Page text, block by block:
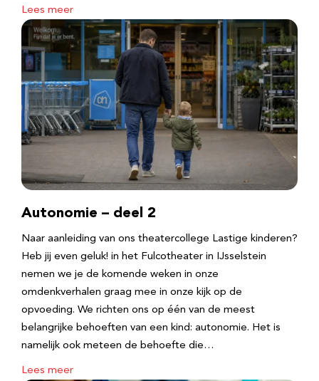
Lees meer
Autonomie – deel 2
Naar aanleiding van ons theatercollege Lastige kinderen?
Heb jij even geluk! in het Fulcotheater in IJsselstein
nemen we je de komende weken in onze
omdenkverhalen graag mee in onze kijk op de
opvoeding. We richten ons op één van de meest
belangrijke behoeften van een kind: autonomie. Het is
namelijk ook meteen de behoefte die…
Lees meer